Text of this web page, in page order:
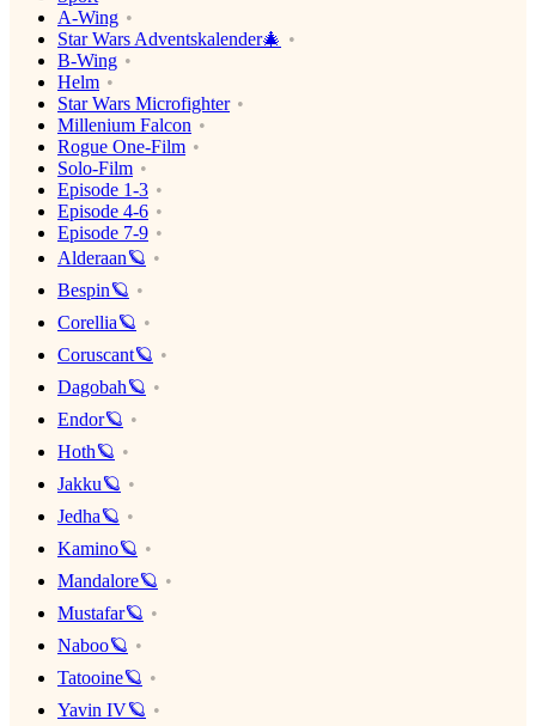
A-Wing
Star Wars Adventskalender🎄
B-Wing
Helm
Star Wars Microfighter
Millenium Falcon
Rogue One-Film
Solo-Film
Episode 1-3
Episode 4-6
Episode 7-9
Alderaan🪐
Bespin🪐
Corellia🪐
Coruscant🪐
Dagobah🪐
Endor🪐
Hoth🪐
Jakku🪐
Jedha🪐
Kamino🪐
Mandalore🪐
Mustafar🪐
Naboo🪐
Tatooine🪐
Yavin IV🪐